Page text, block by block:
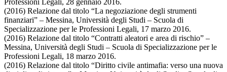
(2016) Relazione dal titolo “La negoziazione degli strumenti
finanziari” – Messina, Università degli Studi – Scuola di
Specializzazione per le Professioni Legali, 17 marzo 2016.
(2016) Relazione dal titolo “Contratti aleatori e area di rischio” –
Messina, Università degli Studi – Scuola di Specializzazione per le
Professioni Legali, 18 marzo 2016.
(2016) Relazione dal titolo “Diritto civile antimafia: verso una nuova